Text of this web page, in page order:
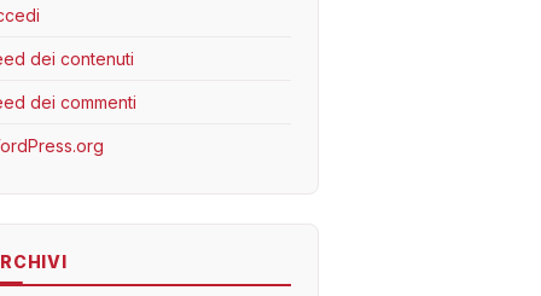
dei contenuti
dei commenti